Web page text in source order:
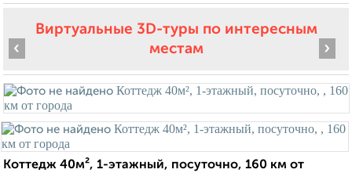
Виртуальные 3D-туры по интересным
местам
‹ ›
Коттедж 40м², 1-этажный, посуточно, 160 км от